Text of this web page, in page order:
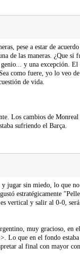
pese a estar de
de las maneras. ¿Que
y una excepción.
como fuere, yo lo veo
de vida.
Los cambios de Monreal
sufriendo el Barça.
jugar sin miedo, lo que
estratégicamente
vertical y salir al 0-0,
muy gracioso, en
Lo que en el fondo
al final con mayor